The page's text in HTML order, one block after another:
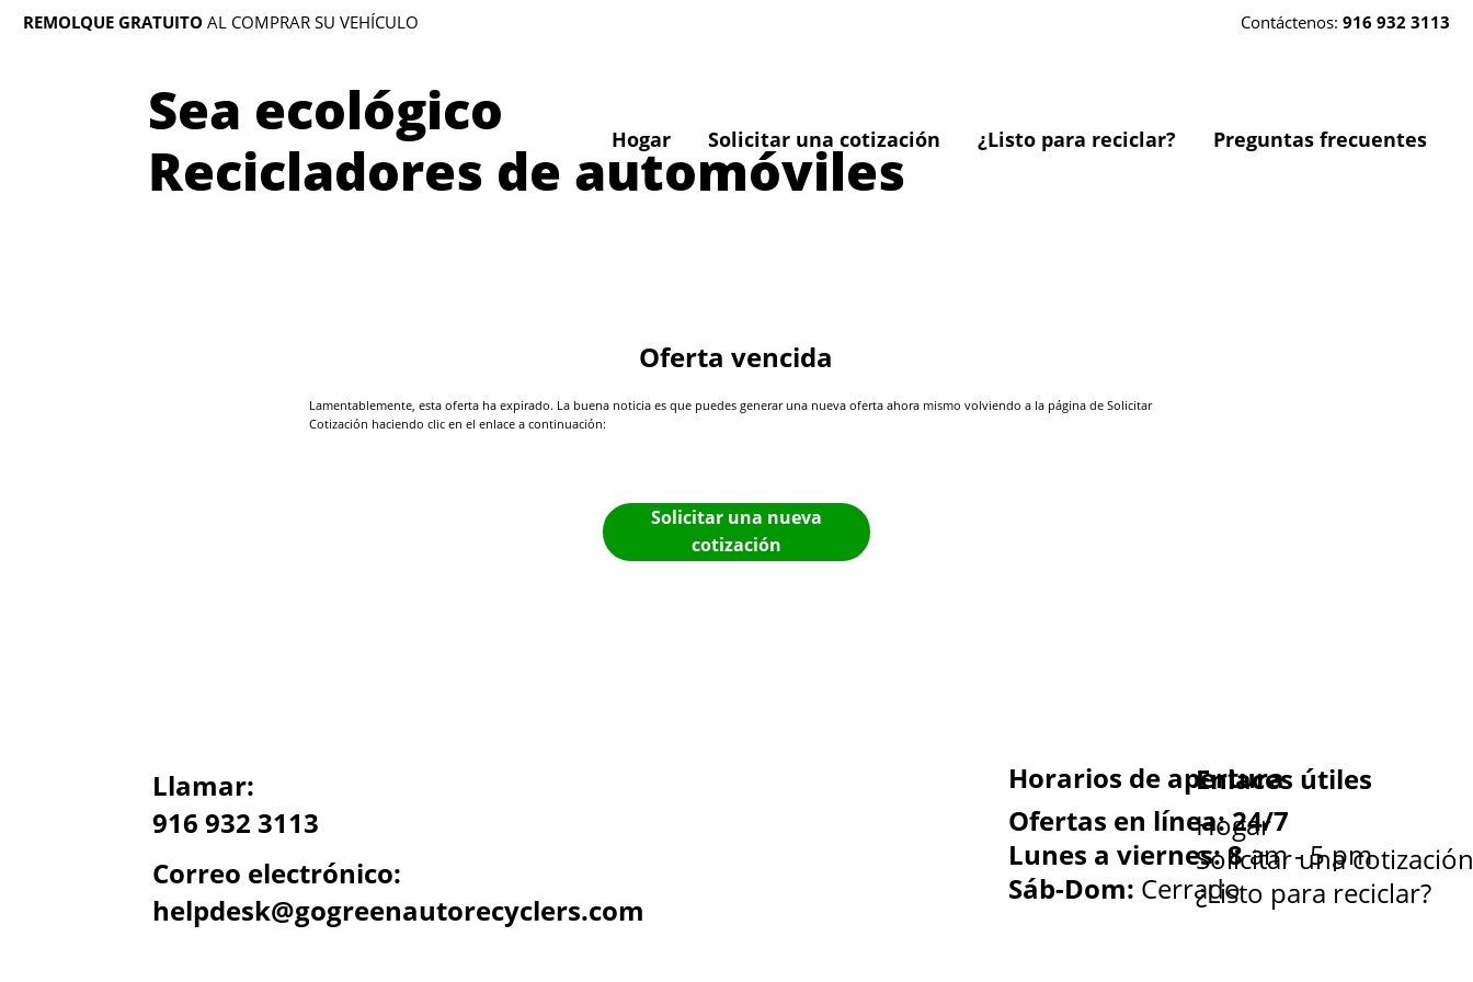
REMOLQUE GRATUITO AL COMPRAR SU VEHÍCULO Contáctenos: 916 932 3113
Hogar Solicitar una cotización ¿Listo para reciclar? Preguntas frecuentes
Sea ecológico
Recicladores de automóviles
Oferta vencida
Lamentablemente, esta oferta ha expirado. La buena noticia es que puedes generar una nueva oferta ahora mismo volviendo a la página de Solicitar
Cotización haciendo clic en el enlace a continuación:
Solicitar una nueva
cotización
Llamar:
916 932 3113
Correo electrónico:
helpdesk@gogreenautorecyclers.com
Horarios de apertura
Ofertas en línea: 24/7
Lunes a viernes: 8am - 5 pm
Sáb-Dom: Cerrado
Enlaces útiles
Hogar
Solicitar una
¿Listo para reciclar?